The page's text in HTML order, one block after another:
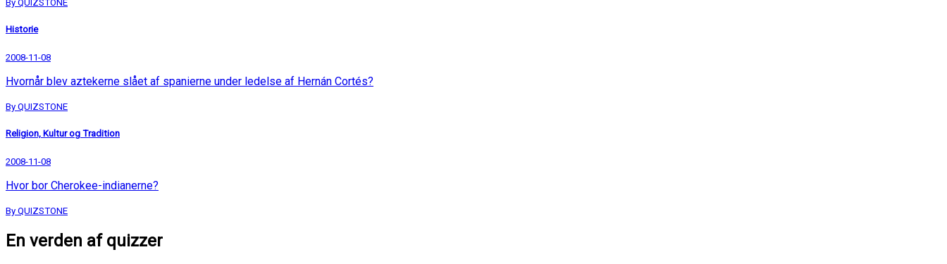
By QUIZSTONE
Historie
2008-11-08
Hvornår blev aztekerne slået af spanierne under ledelse af Hernán Cortés?
By QUIZSTONE
Religion, Kultur og Tradition
2008-11-08
Hvor bor Cherokee-indianerne?
By QUIZSTONE
En verden af quizzer